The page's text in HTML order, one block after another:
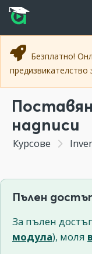
Прескочи към
Прескочи към
Безплатно!
предизвикателство
надписи
Курсове
Пълен
За пълен
модула), моля